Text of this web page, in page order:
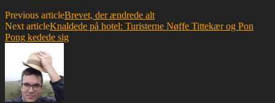
Previous articleBrevet, der ændrede alt
Next articleKnaldede på hotel: Turisterne Nøffe Tittekær og Pon
Pong kedede sig